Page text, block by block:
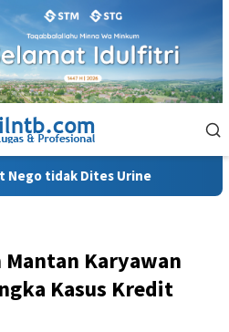
Dites Urine Bripka Abdul
Mantan Karyawan
Kasus Kredit